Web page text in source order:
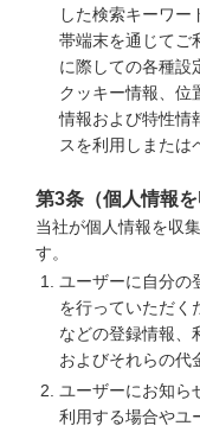
した検索キーワ
帯端末を通じてご
に際しての各種設
クッキー情報、位
情報および特性情
スを利用しまたは
第3条（個人情報を
当社が個人情報を収
す。
ユーザーに自分の
を行っていただく
などの登録情報、
およびそれらの代
ユーザーにお知ら
利用する場合やユ